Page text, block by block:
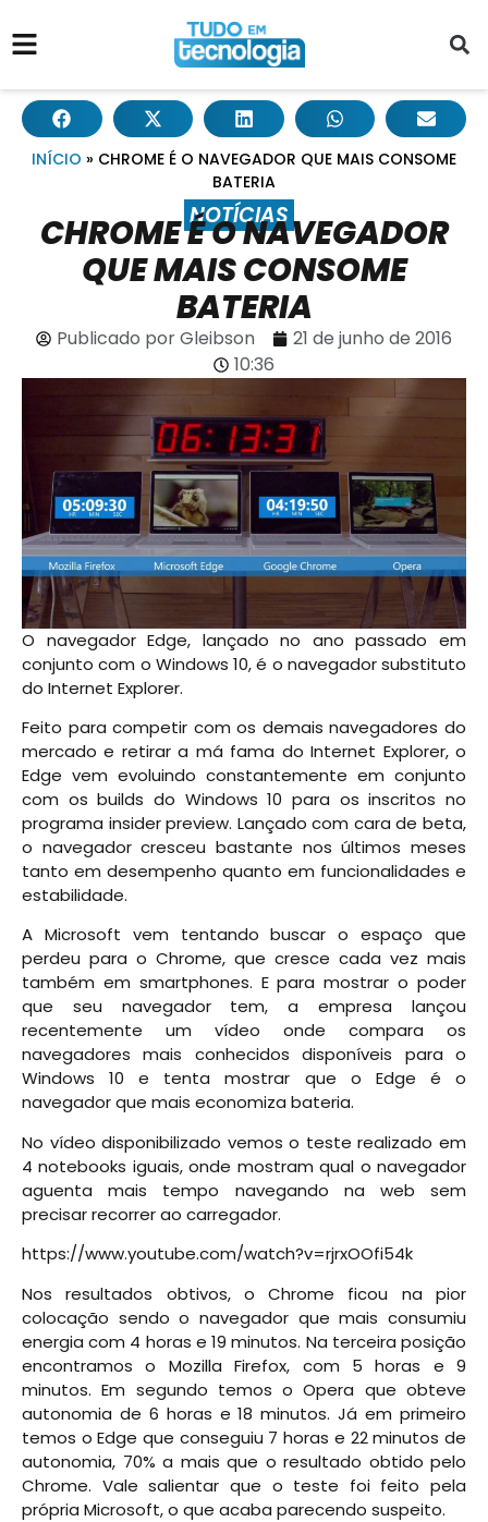
INÍCIO » CHROME É O NAVEGADOR QUE MAIS CONSOME
BATERIA
NOTÍCIAS
CHROME É O NAVEGADOR
QUE MAIS CONSOME
BATERIA
Publicado porGleibson
21 de junho de 2016
10:36
O navegador Edge, lançado no ano passado em
conjunto com o Windows 10, é o navegador substituto
do Internet Explorer.
Feito para competir com os demais navegadores do
mercado e retirar a má fama do Internet Explorer, o
Edge vem evoluindo constantemente em conjunto
com os builds do Windows 10 para os inscritos no
programa insider preview. Lançado com cara de beta,
o navegador cresceu bastante nos últimos meses
tanto em desempenho quanto em funcionalidades e
estabilidade.
A Microsoft vem tentando buscar o espaço que
perdeu para o Chrome, que cresce cada vez mais
também em smartphones. E para mostrar o poder
que seu navegador tem, a empresa lançou
recentemente um vídeo onde compara os
navegadores mais conhecidos disponíveis para o
Windows 10 e tenta mostrar que o Edge é o
navegador que mais economiza bateria.
No vídeo disponibilizado vemos o teste realizado em
4 notebooks iguais, onde mostram qual o navegador
aguenta mais tempo navegando na web sem
precisar recorrer ao carregador.
https://www.youtube.com/watch?v=rjrxOOfi54k
Nos resultados obtivos, o Chrome ficou na pior
colocação sendo o navegador que mais consumiu
energia com 4 horas e 19 minutos. Na terceira posição
encontramos o Mozilla Firefox, com 5 horas e 9
minutos. Em segundo temos o Opera que obteve
autonomia de 6 horas e 18 minutos. Já em primeiro
temos o Edge que conseguiu 7 horas e 22 minutos de
autonomia, 70% a mais que o resultado obtido pelo
Chrome. Vale salientar que o teste foi feito pela
própria Microsoft, o que acaba parecendo suspeito.